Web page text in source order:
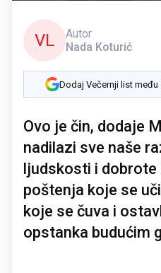
VL
Autor
Nada Koturić
Dodaj Večernji list
Ovo je čin, dodaje
nadilazi sve naše
ljudskosti i
poštenja koje se
koje se čuva i
opstanka budućim